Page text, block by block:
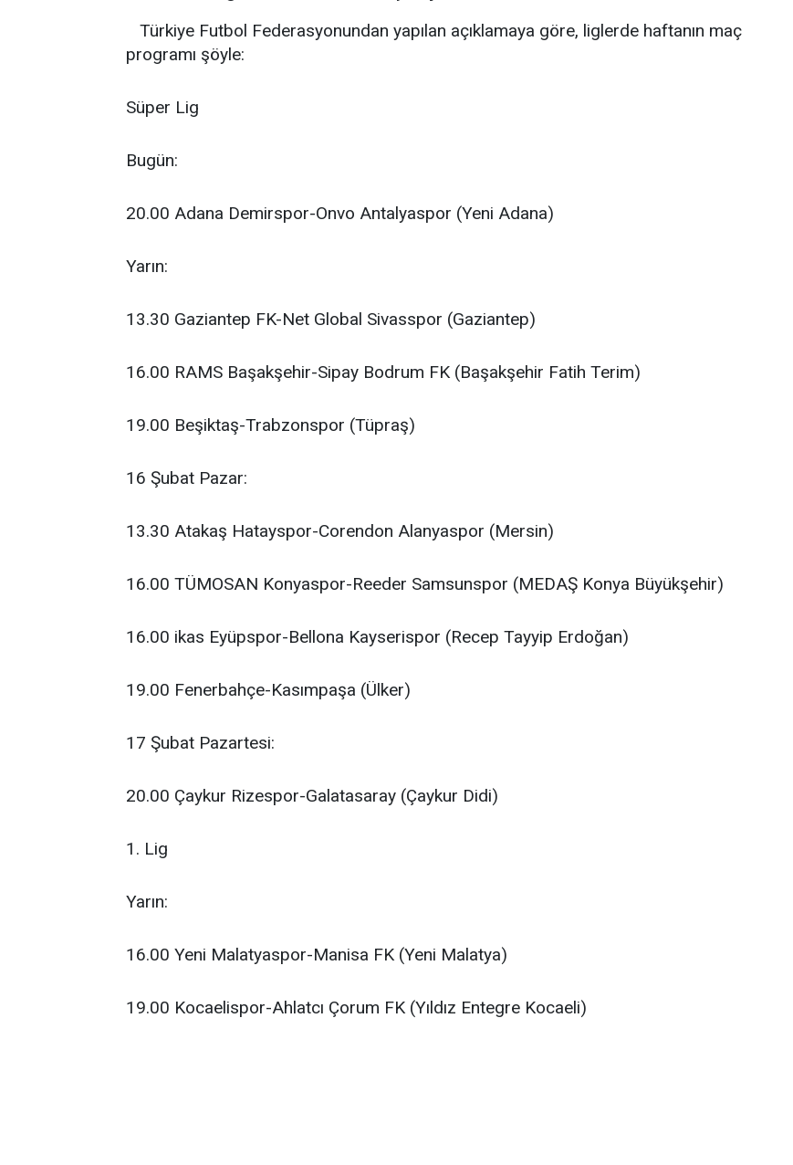
Türkiye Futbol Federasyonundan yapılan açıklamaya göre, liglerde haftanın maç
programı şöyle:
Süper Lig
Bugün:
20.00 Adana Demirspor-Onvo Antalyaspor (Yeni Adana)
Yarın:
13.30 Gaziantep FK-Net Global Sivasspor (Gaziantep)
16.00 RAMS Başakşehir-Sipay Bodrum FK (Başakşehir Fatih Terim)
19.00 Beşiktaş-Trabzonspor (Tüpraş)
16 Şubat Pazar:
13.30 Atakaş Hatayspor-Corendon Alanyaspor (Mersin)
16.00 TÜMOSAN Konyaspor-Reeder Samsunspor (MEDAŞ Konya Büyükşehir)
16.00 ikas Eyüpspor-Bellona Kayserispor (Recep Tayyip Erdoğan)
19.00 Fenerbahçe-Kasımpaşa (Ülker)
17 Şubat Pazartesi:
20.00 Çaykur Rizespor-Galatasaray (Çaykur Didi)
1. Lig
Yarın:
16.00 Yeni Malatyaspor-Manisa FK (Yeni Malatya)
19.00 Kocaelispor-Ahlatcı Çorum FK (Yıldız Entegre Kocaeli)